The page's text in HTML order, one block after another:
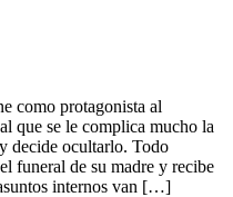
como protagonista al
que se le complica mucho la
decide ocultarlo. Todo
funeral de su madre y recibe
internos van […]